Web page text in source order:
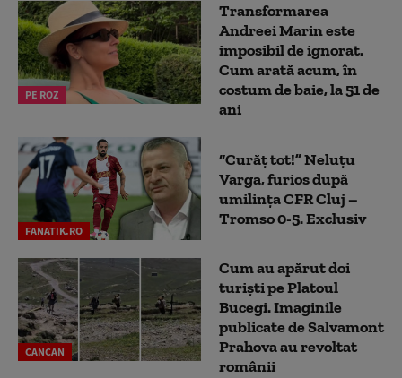
PE ROZ
Transformarea
Andreei Marin este
imposibil de ignorat.
Cum arată acum, în
costum de baie, la 51 de
ani
FANATIK.RO
“Curăț tot!” Neluțu
Varga, furios după
umilința CFR Cluj –
Tromso 0-5. Exclusiv
CANCAN
Cum au apărut doi
turiști pe Platoul
Bucegi. Imaginile
publicate de Salvamont
Prahova au revoltat
românii